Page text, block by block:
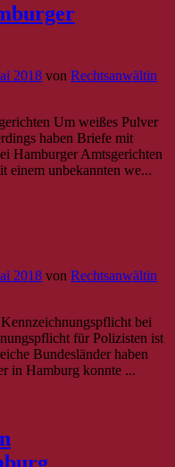
2018 von Rechtsanwältin
Um weißes Pulver
haben Briefe mit
Hamburger Amtsgerichten
einem unbekannten we...
2018 von Rechtsanwältin
bei
für Polizisten ist
Bundesländer haben
in Hamburg konnte ...